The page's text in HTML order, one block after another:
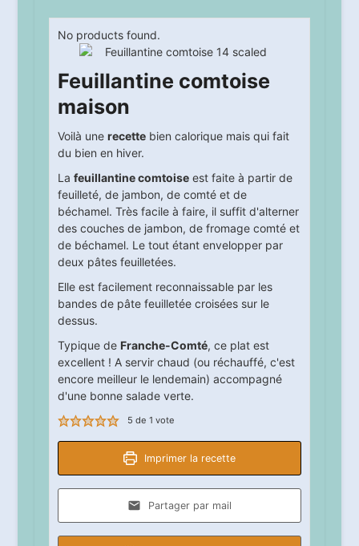
No products found.
Feuillantine comtoise
maison
Voilà une recettebien calorique mais qui fait
du bien en hiver.
La feuillantine comtoiseest faite à partir de
feuilleté, de jambon, de comté et de
béchamel. Très facile à faire, il suffit d'alterner
des couches de jambon, de fromage comté et
de béchamel. Le tout étant envelopper par
deux pâtes feuilletées.
Elle est facilement reconnaissable par les
bandes de pâte feuilletée croisées sur le
dessus.
Typique de Franche-Comté, ce plat est
excellent ! A servir chaud (ou réchauffé, c'est
encore meilleur le lendemain) accompagné
d'une bonne salade verte.
5 de 1 vote
Imprimer la recette
Partager par mail